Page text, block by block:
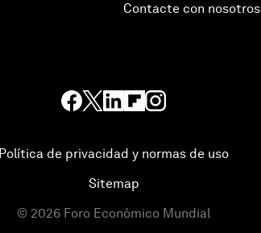
Contacte con nosotros
Política de privacidad y normas de uso
Sitemap
© 2026 Foro Económico Mundial